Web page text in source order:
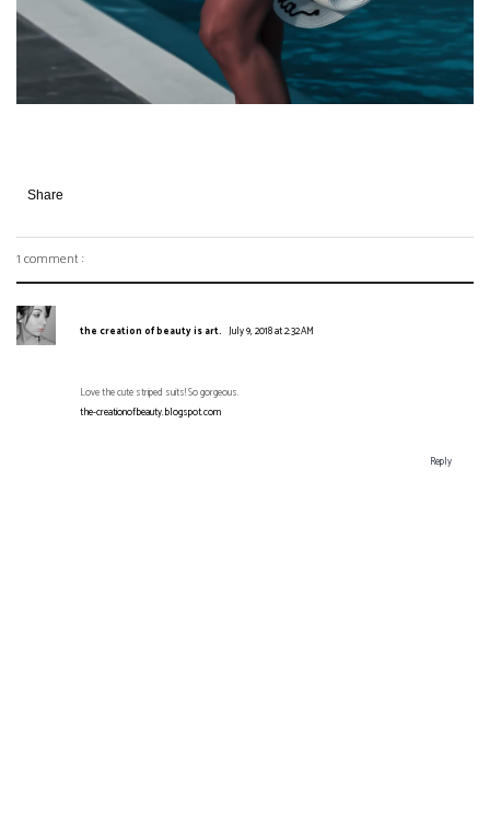
Share
1 comment :
the creation of beauty is art. July 9, 2018 at 2:32 AM
Love the cute striped suits! So gorgeous.
the-creationofbeauty.blogspot.com
Reply